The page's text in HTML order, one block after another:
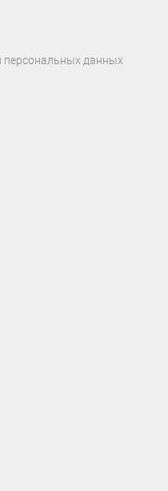
персональных данных